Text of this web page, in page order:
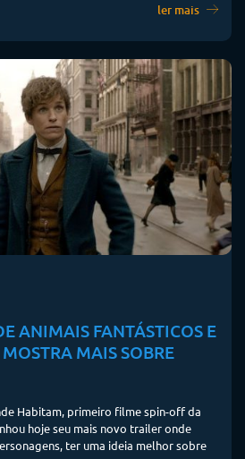
ler mais
ANIMAIS FANTÁSTICOS E
MAIS SOBRE
Habitam, primeiro filme spin-off da
hoje seu mais novo trailer onde
ter uma ideia melhor sobre